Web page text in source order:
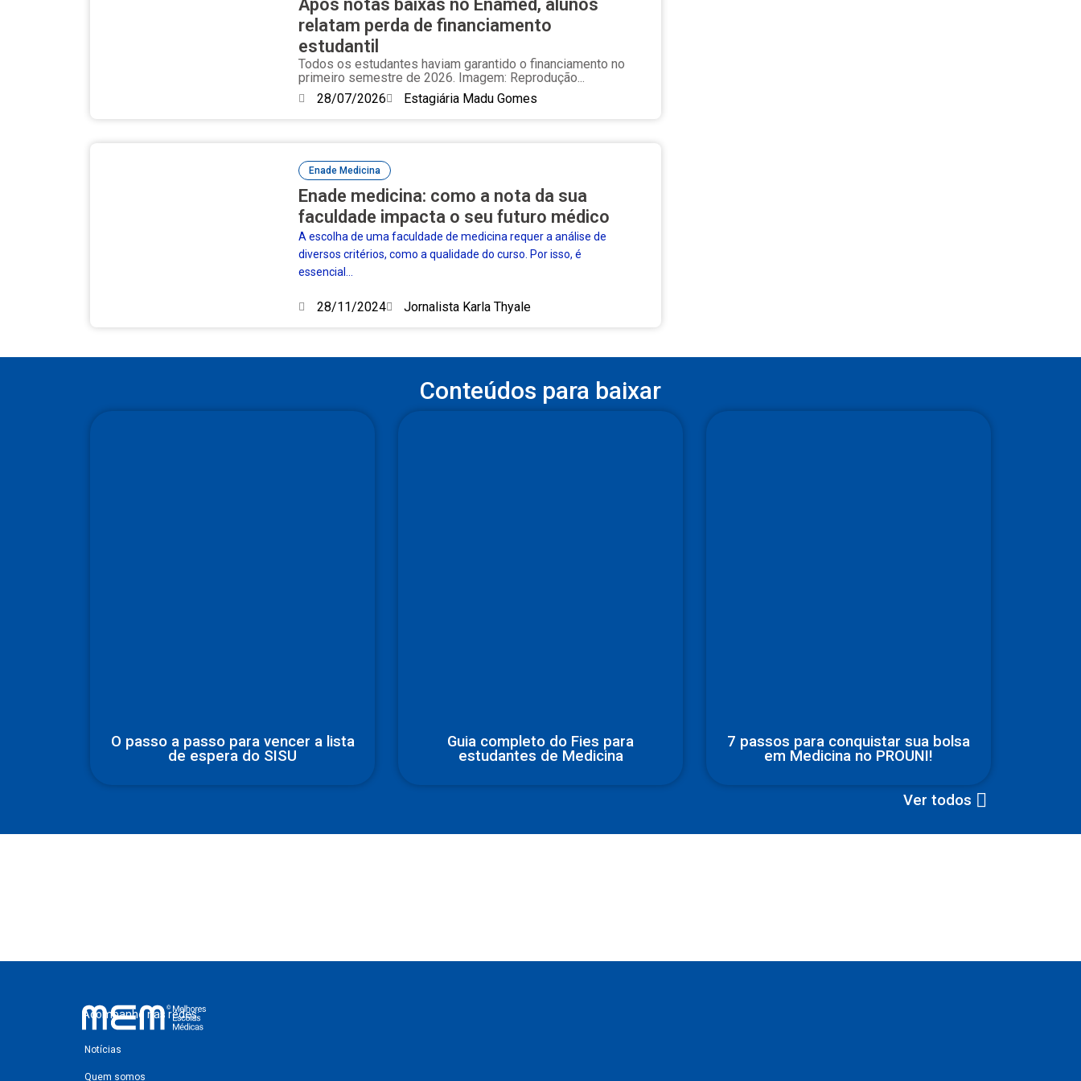
Após notas baixas no Enamed, alunos
relatam perda de financiamento
estudantil
Todos os estudantes haviam garantido o financiamento no
primeiro semestre de 2026. Imagem: Reprodução...
28/07/2026
Estagiária Madu Gomes
Enade Medicina
Enade medicina: como a nota da sua
faculdade impacta o seu futuro médico
A escolha de uma faculdade de medicina requer a análise de
diversos critérios, como a qualidade do curso. Por isso, é
essencial...
28/11/2024 Jornalista Karla Thyale
Conteúdos para baixar
O passo a passo para vencer a lista
de espera do SISU
Guia completo do Fies para
estudantes de Medicina
7 passos para conquistar sua bolsa
em Medicina no PROUNI!
Ver todos
Acompanhe nas redes:
Notícias
Quem somos